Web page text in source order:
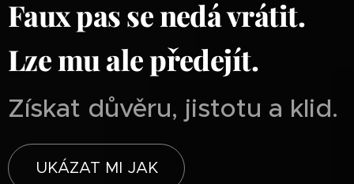
Faux pas se nedá vrátit.
Lze mu ale předejít.
Získat důvěru, jistotu a klid.
UKÁZAT MI JAK